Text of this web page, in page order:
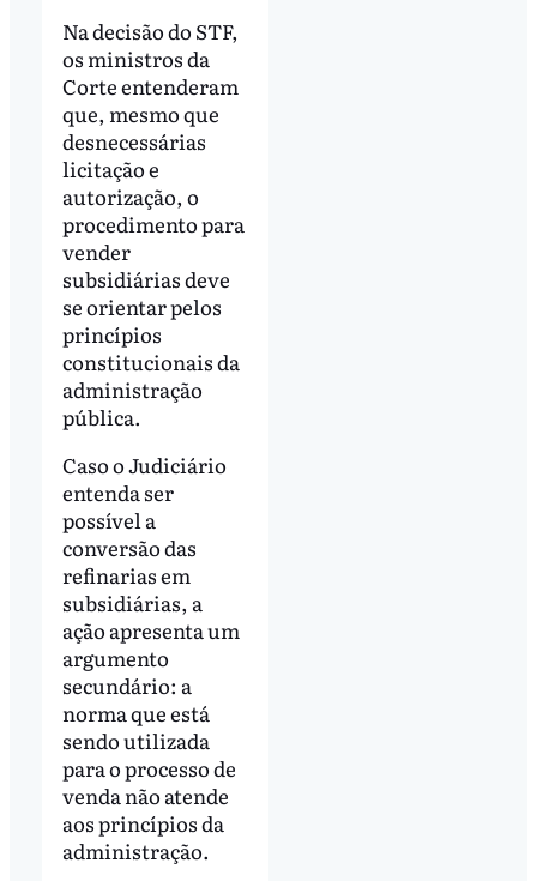
Na decisão do STF,
os ministros da
Corte entenderam
que, mesmo que
desnecessárias
licitação e
autorização, o
procedimento para
vender
subsidiárias deve
se orientar pelos
princípios
constitucionais da
administração
pública.
Caso o Judiciário
entenda ser
possível a
conversão das
refinarias em
subsidiárias, a
ação apresenta um
argumento
secundário: a
norma que está
sendo utilizada
para o processo de
venda não atende
aos princípios da
administração.